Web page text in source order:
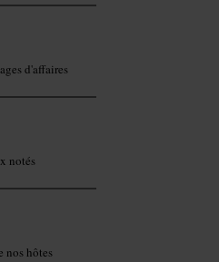
d'affaires
notés
nos hôtes